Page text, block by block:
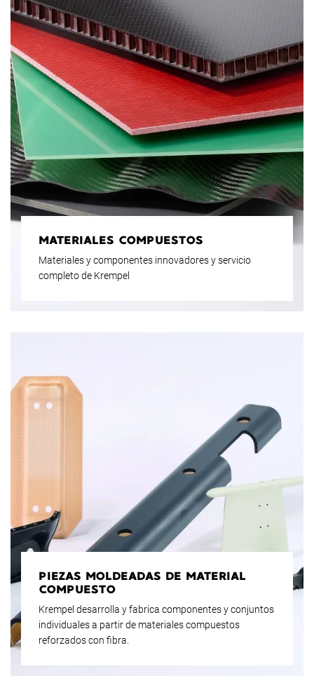
MATERIALES COMPUESTOS
Materiales y componentes innovadores y servicio
completo de Krempel
PIEZAS MOLDEADAS DE MATERIAL
COMPUESTO
Krempel desarrolla y fabrica componentes y conjuntos
individuales a partir de materiales compuestos
reforzados con fibra.